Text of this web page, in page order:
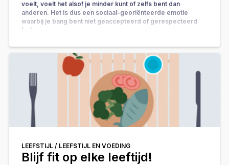
voelt, voelt het alsof je minder kunt of zelfs bent dan
anderen. Het is dus een sociaal-georiënteerde emotie
waarbij je bang bent niet geaccepteerd of gerespecteerd
[…]
LEEFSTIJL / LEEFSTIJL EN VOEDING
Blijf fit op elke leeftijd!